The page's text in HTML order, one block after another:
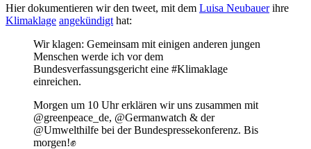
Hier dokumentieren wir den tweet, mit dem Luisa Neubauerihre
Klimaklage angekündigt hat:
Wir klagen: Gemeinsam mit einigen anderen jungen
Menschen werde ich vor dem
Bundesverfassungsgericht eine #Klimaklage
einreichen.
Morgen um 10 Uhr erklären wir uns zusammen mit
@greenpeace_de, @Germanwatch & der
@Umwelthilfe bei der Bundespressekonferenz. Bis
morgen!✊